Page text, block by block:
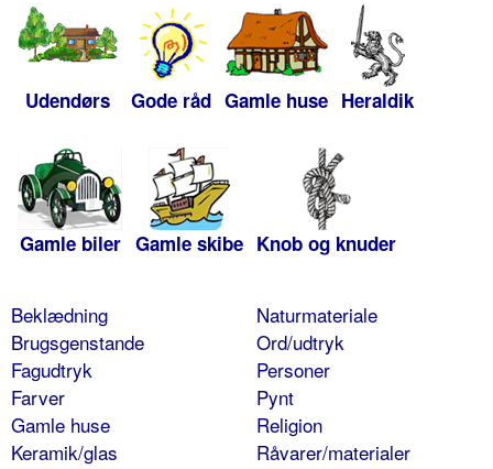
Udendørs Gode råd Gamle huse Heraldik
Gamle biler Gamle skibe Knob og knuder
Beklædning
Brugsgenstande
Fagudtryk
Farver
Gamle huse
Keramik/glas
Naturmateriale
Ord/udtryk
Personer
Pynt
Religion
Råvarer/materialer